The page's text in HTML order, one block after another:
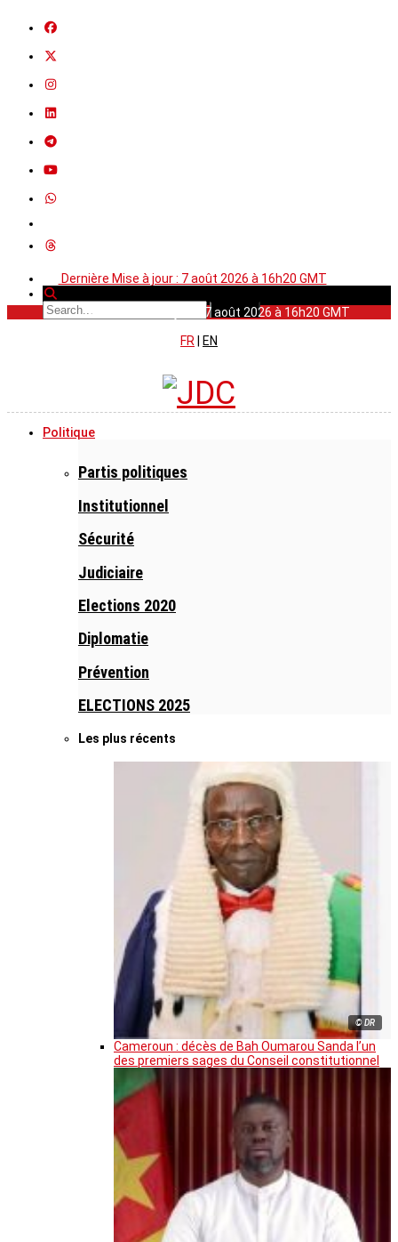
Dernière Mise à jour : 7 août 2026 à 16h20 GMT
Dernière Mise à jour : 7 août 2026 à 16h20 GMT
FR
EN
Politique
Partis politiques
Institutionnel
Sécurité
Judiciaire
Elections 2020
Diplomatie
Prévention
ELECTIONS 2025
Les plus récents
© DR
Cameroun : décès de Bah Oumarou Sanda l’un
des premiers sages du Conseil constitutionnel